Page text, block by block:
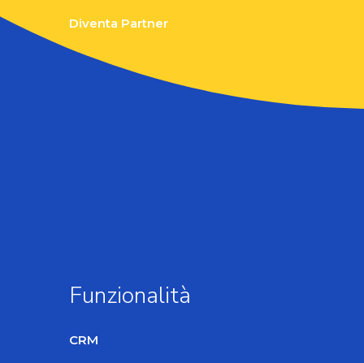
Diventa Partner
Funzionalità
CRM